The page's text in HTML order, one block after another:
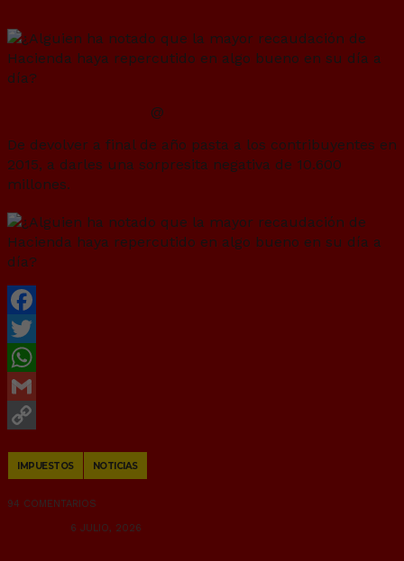
@
De devolver a final de año pasta a los contribuyentes en
2015, a darles una sorpresita negativa de 10.600
millones.
Facebook
Twitter
WhatsApp
Gmail
Link
IMPUESTOS NOTICIAS
94 COMENTARIOS
6 JULIO, 2026